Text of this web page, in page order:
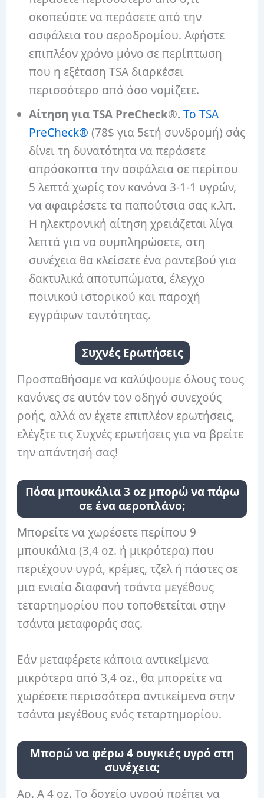
σκοπεύατε να περάσετε από την
ασφάλεια του αεροδρομίου. Αφήστε
επιπλέον χρόνο μόνο σε περίπτωση
που η εξέταση TSA διαρκέσει
περισσότερο από όσο νομίζετε.
Αίτηση για TSA PreCheck®.Το TSA
PreCheck® (78$ για 5ετή συνδρομή) σάς
δίνει τη δυνατότητα να περάσετε
απρόσκοπτα την ασφάλεια σε περίπου
5 λεπτά χωρίς τον κανόνα 3-1-1 υγρών,
να αφαιρέσετε τα παπούτσια σας κ.λπ.
Η ηλεκτρονική αίτηση χρειάζεται λίγα
λεπτά για να συμπληρώσετε, στη
συνέχεια θα κλείσετε ένα ραντεβού για
δακτυλικά αποτυπώματα, έλεγχο
ποινικού ιστορικού και παροχή
εγγράφων ταυτότητας.
Συχνές Ερωτήσεις
Προσπαθήσαμε να καλύψουμε όλους τους
κανόνες σε αυτόν τον οδηγό συνεχούς
ροής, αλλά αν έχετε επιπλέον ερωτήσεις,
ελέγξτε τις Συχνές ερωτήσεις για να βρείτε
την απάντησή σας!
Πόσα μπουκάλια 3 oz μπορώ να πάρω
σε ένα αεροπλάνο;
Μπορείτε να χωρέσετε περίπου 9
μπουκάλια (3,4 oz. ή μικρότερα) που
περιέχουν υγρά, κρέμες, τζελ ή πάστες σε
μια ενιαία διαφανή τσάντα μεγέθους
τεταρτημορίου που τοποθετείται στην
τσάντα μεταφοράς σας.
Εάν μεταφέρετε κάποια αντικείμενα
μικρότερα από 3,4 oz., θα μπορείτε να
χωρέσετε περισσότερα αντικείμενα στην
τσάντα μεγέθους ενός τεταρτημορίου.
Μπορώ να φέρω 4 ουγκιές υγρό στη
συνέχεια;
Αρ. A 4 oz. Το δοχείο υγρού πρέπει να